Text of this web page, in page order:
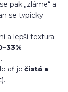
pak „zláme“ a
se typicky
a lepší textura.
ať je čistá a